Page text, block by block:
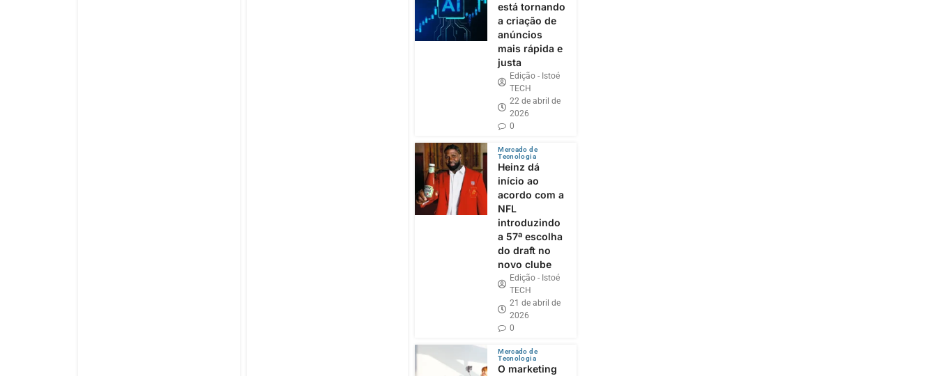
está tornando
a criação de
anúncios
mais rápida e
justa
Edição - Istoé
TECH
22 de abril de
2026
0
Mercado de
Tecnologia
Heinz dá
início ao
acordo com a
NFL
introduzindo
a 57ª escolha
do draft no
novo clube
Edição - Istoé
TECH
21 de abril de
2026
0
Mercado de
Tecnologia
O marketing